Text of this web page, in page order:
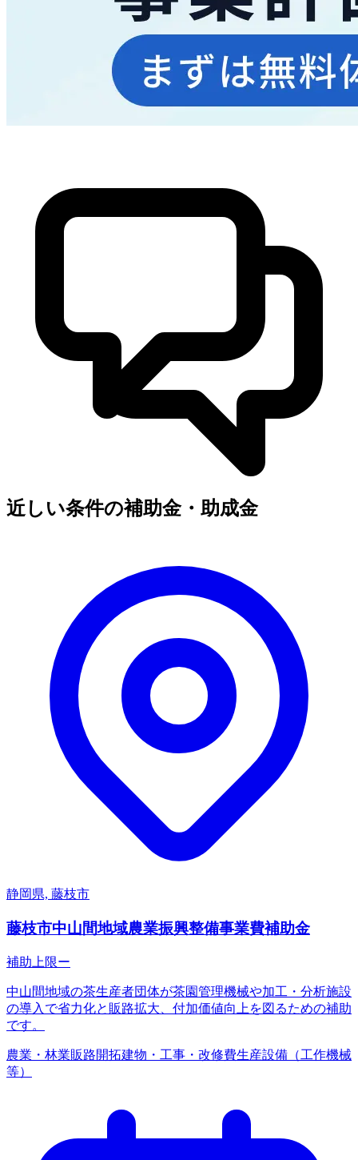
近しい条件の補助金・助成金
静岡県, 藤枝市
藤枝市中山間地域農業振興整備事業費補助金
補助上限ー
中山間地域の茶生産者団体が茶園管理機械や加工・分析施設
の導入で省力化と販路拡大、付加価値向上を図るための補助
です。
農業・林業販路開拓建物・工事・改修費生産設備（工作機械
等）